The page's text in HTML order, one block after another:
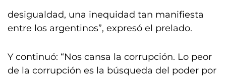
desigualdad, una inequidad tan manifiesta
entre los argentinos”, expresó el prelado.
Y continuó: “Nos cansa la corrupción. Lo peor
de la corrupción es la búsqueda del poder por